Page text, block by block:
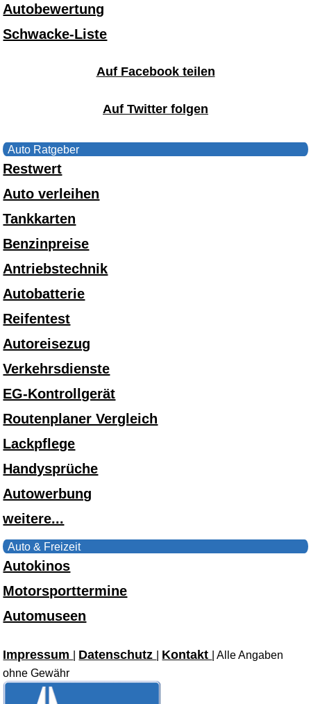
Autobewertung
Schwacke-Liste
Auf Facebook teilen
Auf Twitter folgen
Auto Ratgeber
Restwert
Auto verleihen
Tankkarten
Benzinpreise
Antriebstechnik
Autobatterie
Reifentest
Autoreisezug
Verkehrsdienste
EG-Kontrollgerät
Routenplaner Vergleich
Lackpflege
Handysprüche
Autowerbung
weitere...
Auto & Freizeit
Autokinos
Motorsporttermine
Automuseen
Impressum Datenschutz Kontakt
| Alle Angaben
ohne Gewähr